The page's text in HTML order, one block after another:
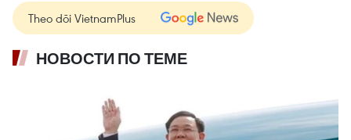
Theo dõi VietnamPlus
НОВОСТИ ПО ТЕМЕ